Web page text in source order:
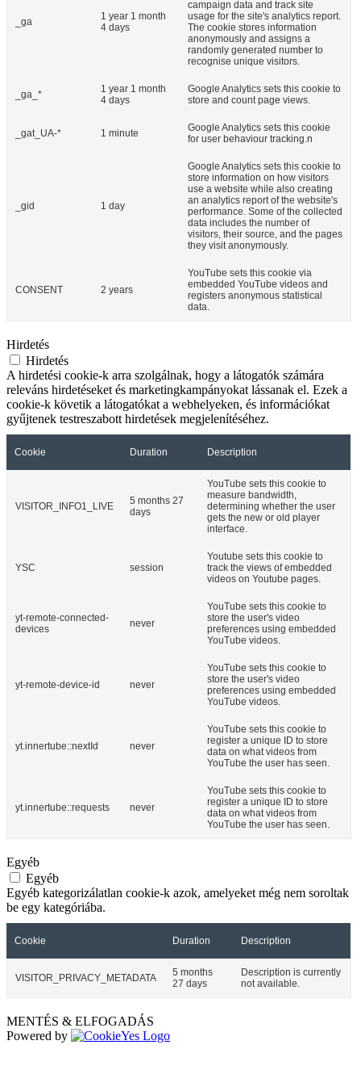
_ga
1 year 1 month
4 days
campaign data and track site
usage for the site's analytics report.
The cookie stores information
anonymously and assigns a
randomly generated number to
recognise unique visitors.
_ga_*
1 year 1 month
4 days
Google Analytics sets this cookie to
store and count page views.
_gat_UA-* 1 minute
Google Analytics sets this cookie
for user behaviour tracking.n
_gid 1 day
Google Analytics sets this cookie to
store information on how visitors
use a website while also creating
an analytics report of the website's
performance. Some of the collected
data includes the number of
visitors, their source, and the pages
they visit anonymously.
CONSENT 2 years
YouTube sets this cookie via
embedded YouTube videos and
registers anonymous statistical
data.
Hirdetés
Hirdetés
A hirdetési cookie-k arra szolgálnak, hogy a látogatók számára
releváns hirdetéseket és marketingkampányokat lássanak el. Ezek a
cookie-k követik a látogatókat a webhelyeken, és információkat
gyűjtenek testreszabott hirdetések megjelenítéséhez.
Cookie Duration Description
VISITOR_INFO1_LIVE
5 months 27
days
YouTube sets this cookie to
measure bandwidth,
determining whether the user
gets the new or old player
interface.
YSC session
Youtube sets this cookie to
track the views of embedded
videos on Youtube pages.
yt-remote-connected-
devices
never
YouTube sets this cookie to
store the user's video
preferences using embedded
YouTube videos.
yt-remote-device-id never
YouTube sets this cookie to
store the user's video
preferences using embedded
YouTube videos.
yt.innertube::nextId never
YouTube sets this cookie to
register a unique ID to store
data on what videos from
YouTube the user has seen.
yt.innertube::requests never
YouTube sets this cookie to
register a unique ID to store
data on what videos from
YouTube the user has seen.
Egyéb
Egyéb
Egyéb kategorizálatlan cookie-k azok, amelyeket még nem soroltak
be egy kategóriába.
Cookie Duration Description
VISITOR_PRIVACY_METADATA
5 months
27 days
Description is currently
not available.
MENTÉS & ELFOGADÁS
Powered by